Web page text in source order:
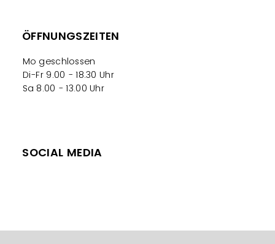
SOCIAL MEDIA
ÖFFNUNGSZEITEN
Mo geschlossen
Di-Fr 9.00 - 18.30 Uhr
Sa 8.00 - 13.00 Uhr